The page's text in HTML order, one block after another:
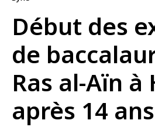
Début des
de
Ras al-Aïn à
après 14 ans